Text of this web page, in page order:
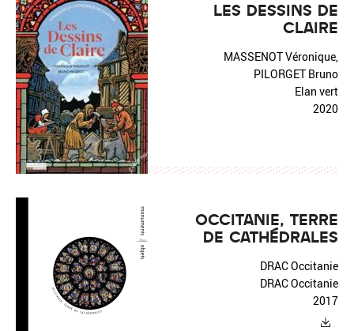
Réinitialiser Fermer la recherche avancée
LES DESSINS DE
CLAIRE
MASSENOT Véronique,
PILORGET Bruno
Elan vert
2020
OCCITANIE, TERRE
DE CATHÉDRALES
DRAC Occitanie
DRAC Occitanie
2017